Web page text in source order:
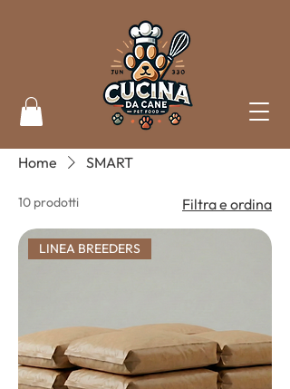
Home SMART
10 prodotti Filtra e ordina
LINEA BREEDERS